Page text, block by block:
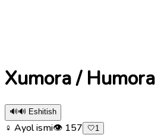
Xumora / Humora
🔊🔊 Eshitish
♀ Ayol ismi👁 157 🤍1